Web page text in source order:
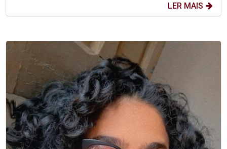
LER MAIS